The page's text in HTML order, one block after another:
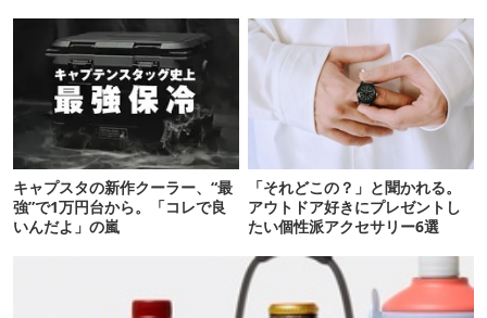
キャプスタの新作クーラー、“最
強”で1万円台から。「コレで良
いんだよ」の嵐
「それどこの？」と聞かれる。
アウトドア好きにプレゼントし
たい個性派アクセサリー6選